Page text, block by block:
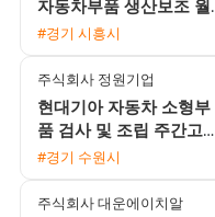
자동차부품 생산보조 월
310만원 남녀 사원 모집
#경기 시흥시
주식회사 정원기업
현대기아 자동차 소형부
품 검사 및 조립 주간고정
모집 월 350만원 이상 가
#경기 수원시
주식회사 대운에이치알